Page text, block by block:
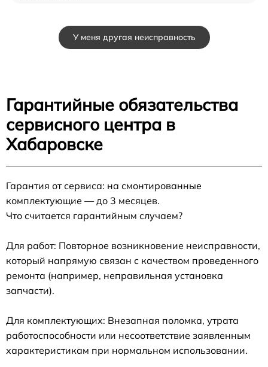
У меня другая неисправность
Гарантийные обязательства
сервисного центра в
Хабаровске
Гарантия от сервиса: на смонтированные
комплектующие — до 3 месяцев.
Что считается гарантийным случаем?
Для работ: Повторное возникновение неисправности,
который напрямую связан с качеством проведенного
ремонта (например, неправильная установка
запчасти).
Для комплектующих: Внезапная поломка, утрата
работоспособности или несоответствие заявленным
характеристикам при нормальном использовании.